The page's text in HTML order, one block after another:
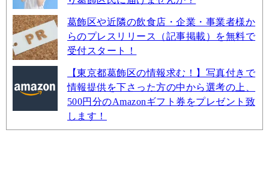
葛飾区や近隣の飲食店・企業・事業者様か
らのプレスリリース（記事掲載）を無料で
受付スタート！
【東京都葛飾区の情報求む！】写真付きで
情報提供を下さった方の中から選考の上、
500円分のAmazonギフト券をプレゼント致
します！